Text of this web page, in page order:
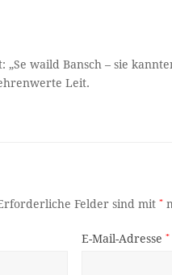
waild Bansch – sie
Leit.
Felder sind mit*
E-Mail-Adresse *